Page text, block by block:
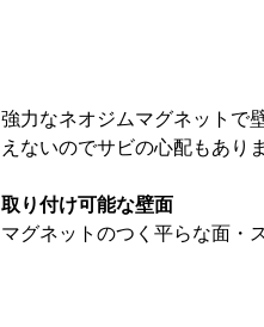
強力なネオジムマグネットで
えないのでサビの心配もあり
取り付け可能な壁面
マグネットのつく平らな面・